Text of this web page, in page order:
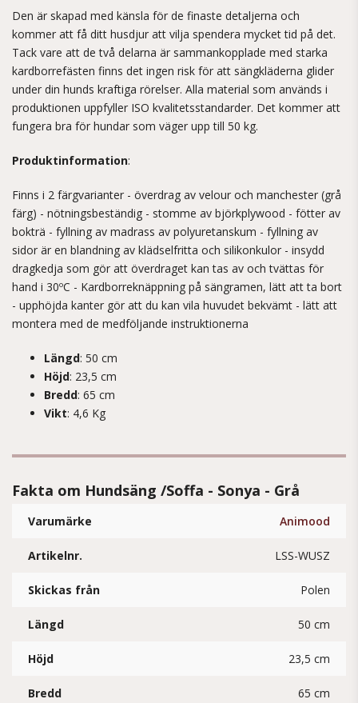
Den är skapad med känsla för de finaste detaljerna och
kommer att få ditt husdjur att vilja spendera mycket tid på det.
Tack vare att de två delarna är sammankopplade med starka
kardborrefästen finns det ingen risk för att sängkläderna glider
under din hunds kraftiga rörelser. Alla material som används i
produktionen uppfyller ISO kvalitetsstandarder. Det kommer att
fungera bra för hundar som väger upp till 50 kg.
Produktinformation:
Finns i 2 färgvarianter - överdrag av velour och manchester (grå
färg) - nötningsbeständig - stomme av björkplywood - fötter av
bokträ - fyllning av madrass av polyuretanskum - fyllning av
sidor är en blandning av klädselfritta och silikonkulor - insydd
dragkedja som gör att överdraget kan tas av och tvättas för
hand i 30ºC - Kardborreknäppning på sängramen, lätt att ta bort
- upphöjda kanter gör att du kan vila huvudet bekvämt - lätt att
montera med de medföljande instruktionerna
Längd: 50 cm
Höjd: 23,5 cm
Bredd: 65 cm
Vikt: 4,6 Kg
Fakta om Hundsäng /Soffa - Sonya - Grå
Varumärke Animood
Artikelnr. LSS-WUSZ
Skickas från Polen
Längd 50 cm
Höjd 23,5 cm
Bredd 65 cm